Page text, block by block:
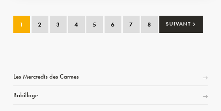
1 2 3 4 5 6 7 8 SUIVANT ›
Les Mercredis des Carmes
Babillage